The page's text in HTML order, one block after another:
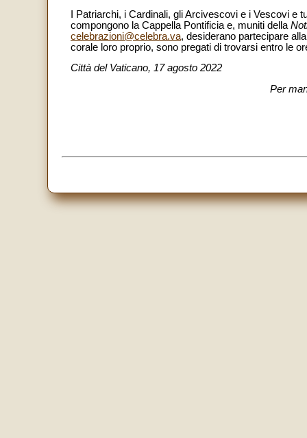
I Patriarchi, i Cardinali, gli Arcivescovi e i Vescovi e
compongono la Cappella Pontificia e, muniti della
celebrazioni@celebra.va, desiderano partecipare
corale loro proprio, sono pregati di trovarsi entro le
Città del Vaticano, 17 agosto 2022
Per